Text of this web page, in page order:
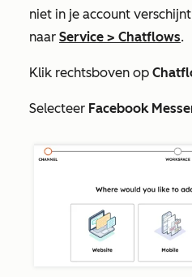
niet in je account
naar Service > Chatflows.
Klik rechtsboven op
Selecteer Facebook